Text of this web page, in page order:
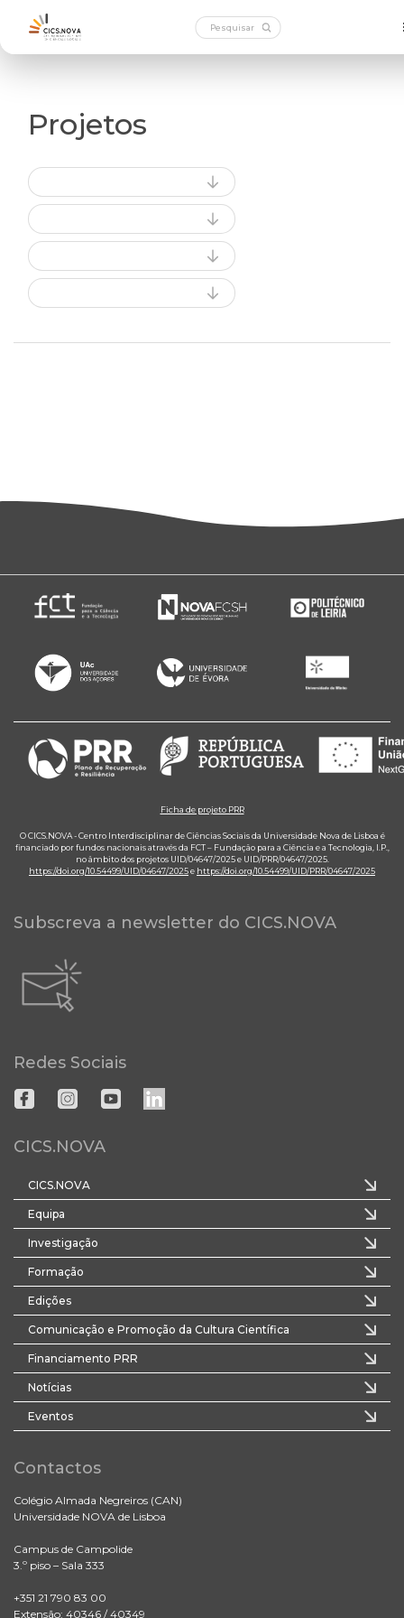
Projetos
Ficha de projeto PRR
O CICS.NOVA - Centro Interdisciplinar de Ciências Sociais da Universidade Nova de Lisboa é
financiado por fundos nacionais através da FCT – Fundação para a Ciência e a Tecnologia, I.P.,
no âmbito dos projetos UID/04647/2025 e UID/PRR/04647/2025.
https://doi.org/10.54499/UID/04647/2025e https://doi.org/10.54499/UID/PRR/04647/2025
Subscreva a newsletter do CICS.NOVA
Redes Sociais
CICS.NOVA
CICS.NOVA
Equipa
Investigação
Formação
Edições
Comunicação e Promoção da Cultura Científica
Financiamento PRR
Notícias
Eventos
Contactos
Colégio Almada Negreiros (CAN)
Universidade NOVA de Lisboa
Campus de Campolide
3.º piso – Sala 333
+351 21 790 83 00
Extensão: 40346 / 40349